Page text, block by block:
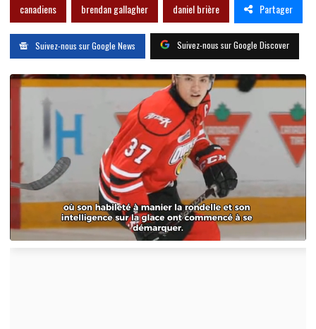
canadiens brendan gallagher daniel brière Partager
Suivez-nous sur Google News Suivez-nous sur Google Discover